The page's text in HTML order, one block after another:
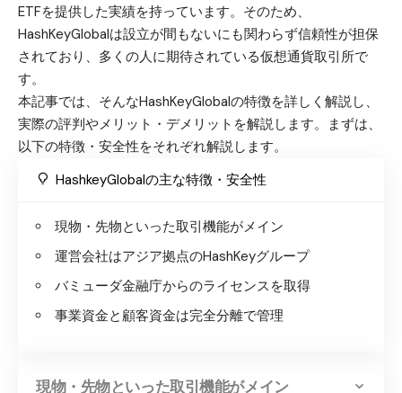
ETFを提供した実績を持っています。そのため、
HashKeyGlobalは設立が間もないにも関わらず信頼性が担保
されており、多くの人に期待されている仮想通貨取引所で
す。
本記事では、そんなHashKeyGlobalの特徴を詳しく解説し、
実際の評判やメリット・デメリットを解説します。まずは、
以下の特徴・安全性をそれぞれ解説します。
HashkeyGlobalの主な特徴・安全性
現物・先物といった取引機能がメイン
運営会社はアジア拠点のHashKeyグループ
バミューダ金融庁からのライセンスを取得
事業資金と顧客資金は完全分離で管理
現物・先物といった取引機能がメイン